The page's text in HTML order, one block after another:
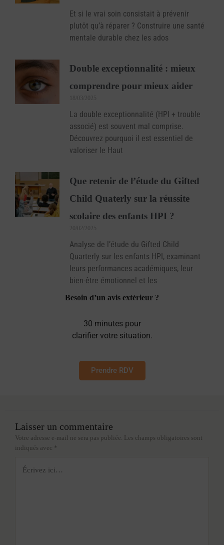
Besoin d’un avis extérieur ?
30 minutes pour
clarifier votre situation.
Prendre RDV
Et si le vrai soin consistait à prévenir
plutôt qu’à réparer ? Construire une santé
mentale durable chez les ados
Double exceptionnalité : mieux
comprendre pour mieux aider
18/03/2025
La double exceptionnalité (HPI + trouble
associé) est souvent mal comprise.
Découvrez pourquoi il est essentiel de
valoriser le Haut
Que retenir de l’étude du Gifted
Child Quaterly sur la réussite
scolaire des enfants HPI ?
20/02/2025
Analyse de l’étude du Gifted Child
Quarterly sur les enfants HPI, examinant
leurs performances académiques, leur
bien-être émotionnel et les
Laisser un commentaire
Votre adresse e-mail ne sera pas publiée. Les champs obligatoires sont
indiqués avec *
Écrivez